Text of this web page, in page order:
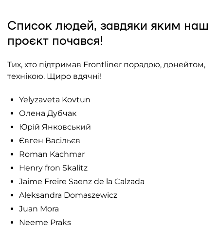
Список людей, завдяки яким наш
проєкт почався!
Тих, хто підтримав Frontliner порадою, донейтом,
технікою. Щиро вдячні!
Yelyzaveta Kovtun
Олена Дубчак
Юрій Янковський
Євген Васільєв
Roman Kachmar
Henry fron Skalitz
Jaime Freire Saenz de la Calzada
Aleksandra Domaszewicz
Juan Mora
Neeme Praks